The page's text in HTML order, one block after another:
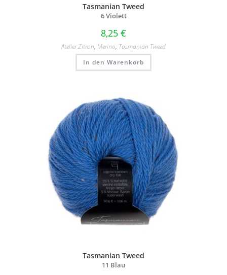
Tasmanian Tweed
6 Violett
8,25 €
Atelier Zitron, Merino, Tasmanian Tweed
In den Warenkorb
Tasmanian Tweed
11 Blau